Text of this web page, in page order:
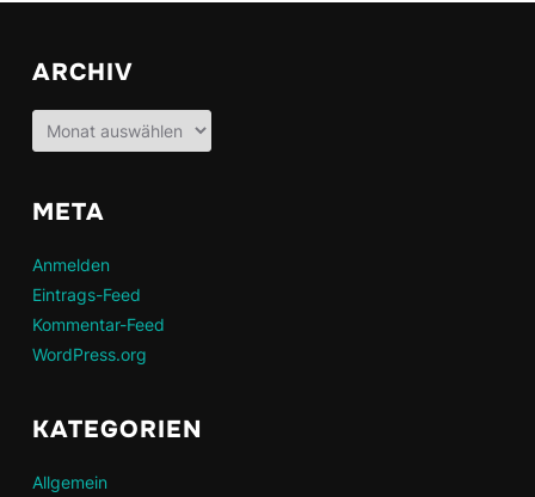
ARCHIV
Archiv
META
Anmelden
Eintrags-Feed
Kommentar-Feed
WordPress.org
KATEGORIEN
Allgemein